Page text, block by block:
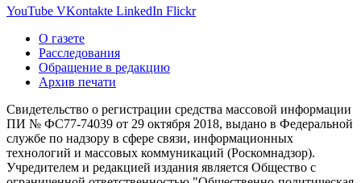
YouTube VKontakte LinkedIn Flickr
О газете
Расследования
Обращение в редакцию
Архив печати
Свидетельство о регистрации средства массовой информации
ПИ № ФС77-74039 от 29 октября 2018, выдано в Федеральной
службе по надзору в сфере связи, информационных
технологий и массовых коммуникаций (Роскомнадзор).
Учредителем и редакцией издания является Общество с